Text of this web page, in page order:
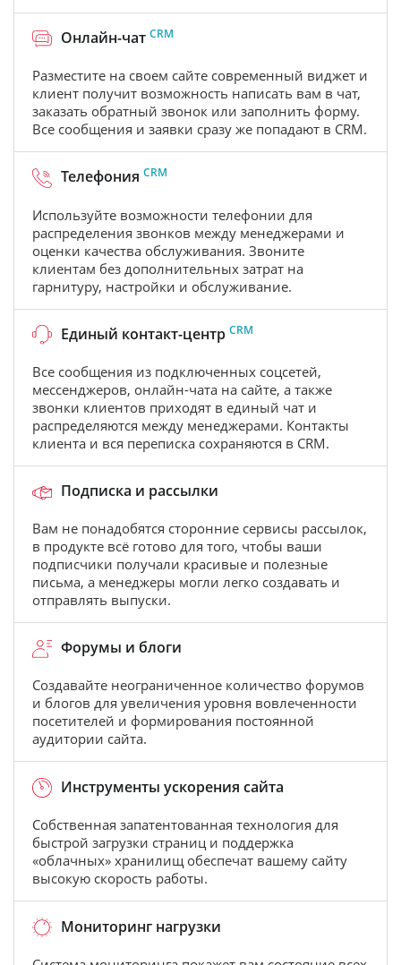
Онлайн-чат CRM
Разместите на своем сайте современный виджет и
клиент получит возможность написать вам в чат,
заказать обратный звонок или заполнить форму.
Все сообщения и заявки сразу же попадают в CRM.
Телефония CRM
Используйте возможности телефонии для
распределения звонков между менеджерами и
оценки качества обслуживания. Звоните
клиентам без дополнительных затрат на
гарнитуру, настройки и обслуживание.
Единый контакт-центр CRM
Все сообщения из подключенных соцсетей,
мессенджеров, онлайн-чата на сайте, а также
звонки клиентов приходят в единый чат и
распределяются между менеджерами. Контакты
клиента и вся переписка сохраняются в CRM.
Подписка и рассылки
Вам не понадобятся сторонние сервисы рассылок,
в продукте всё готово для того, чтобы ваши
подписчики получали красивые и полезные
письма, а менеджеры могли легко создавать и
отправлять выпуски.
Форумы и блоги
Создавайте неограниченное количество форумов
и блогов для увеличения уровня вовлеченности
посетителей и формирования постоянной
аудитории сайта.
Инструменты ускорения сайта
Собственная запатентованная технология для
быстрой загрузки страниц и поддержка
«облачных» хранилищ обеспечат вашему сайту
высокую скорость работы.
Мониторинг нагрузки